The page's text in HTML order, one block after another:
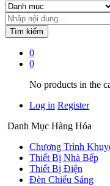
Tìm kiếm
0
0
No products in the
Log in Register
Danh Mục Hàng Hóa
Chương Trình
Thiết Bị Nhà Bếp
Thiết Bị Điện
Đèn Chiếu Sáng